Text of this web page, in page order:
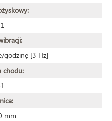
godzinę [3 Hz]
chodu:
mm